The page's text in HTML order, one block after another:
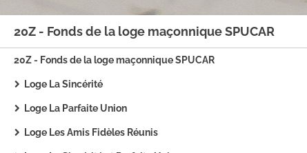
20Z - Fonds de la loge maçonnique SPUCAR
20Z - Fonds de la loge maçonnique SPUCAR
Loge La Sincérité
Loge La Parfaite Union
Loge Les Amis Fidèles Réunis